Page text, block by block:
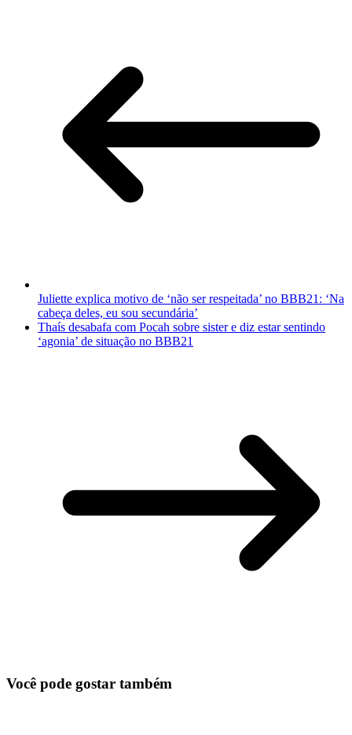
Juliette explica motivo de ‘não ser respeitada’ no BBB21: ‘Na
cabeça deles, eu sou secundária’
Thaís desabafa com Pocah sobre sister e diz estar sentindo
‘agonia’ de situação no BBB21
Você pode gostar também